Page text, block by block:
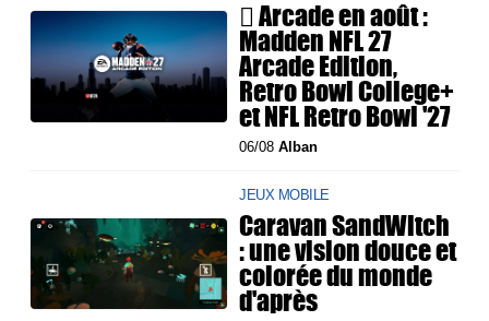
 Arcade en août :
Madden NFL 27
Arcade Edition,
Retro Bowl College+
et NFL Retro Bowl '27
06/08Alban
JEUX MOBILE
Caravan SandWitch
: une vision douce et
colorée du monde
d'après